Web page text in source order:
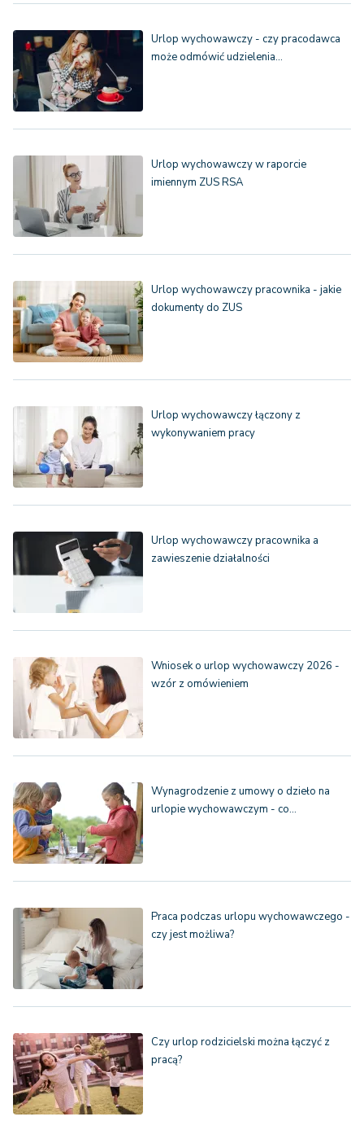
Urlop wychowawczy - czy pracodawca
może odmówić udzielenia…
Urlop wychowawczy w raporcie
imiennym ZUS RSA
Urlop wychowawczy pracownika - jakie
dokumenty do ZUS
Urlop wychowawczy łączony z
wykonywaniem pracy
Urlop wychowawczy pracownika a
zawieszenie działalności
Wniosek o urlop wychowawczy 2026 -
wzór z omówieniem
Wynagrodzenie z umowy o dzieło na
urlopie wychowawczym - co…
Praca podczas urlopu wychowawczego -
czy jest możliwa?
Czy urlop rodzicielski można łączyć z
pracą?